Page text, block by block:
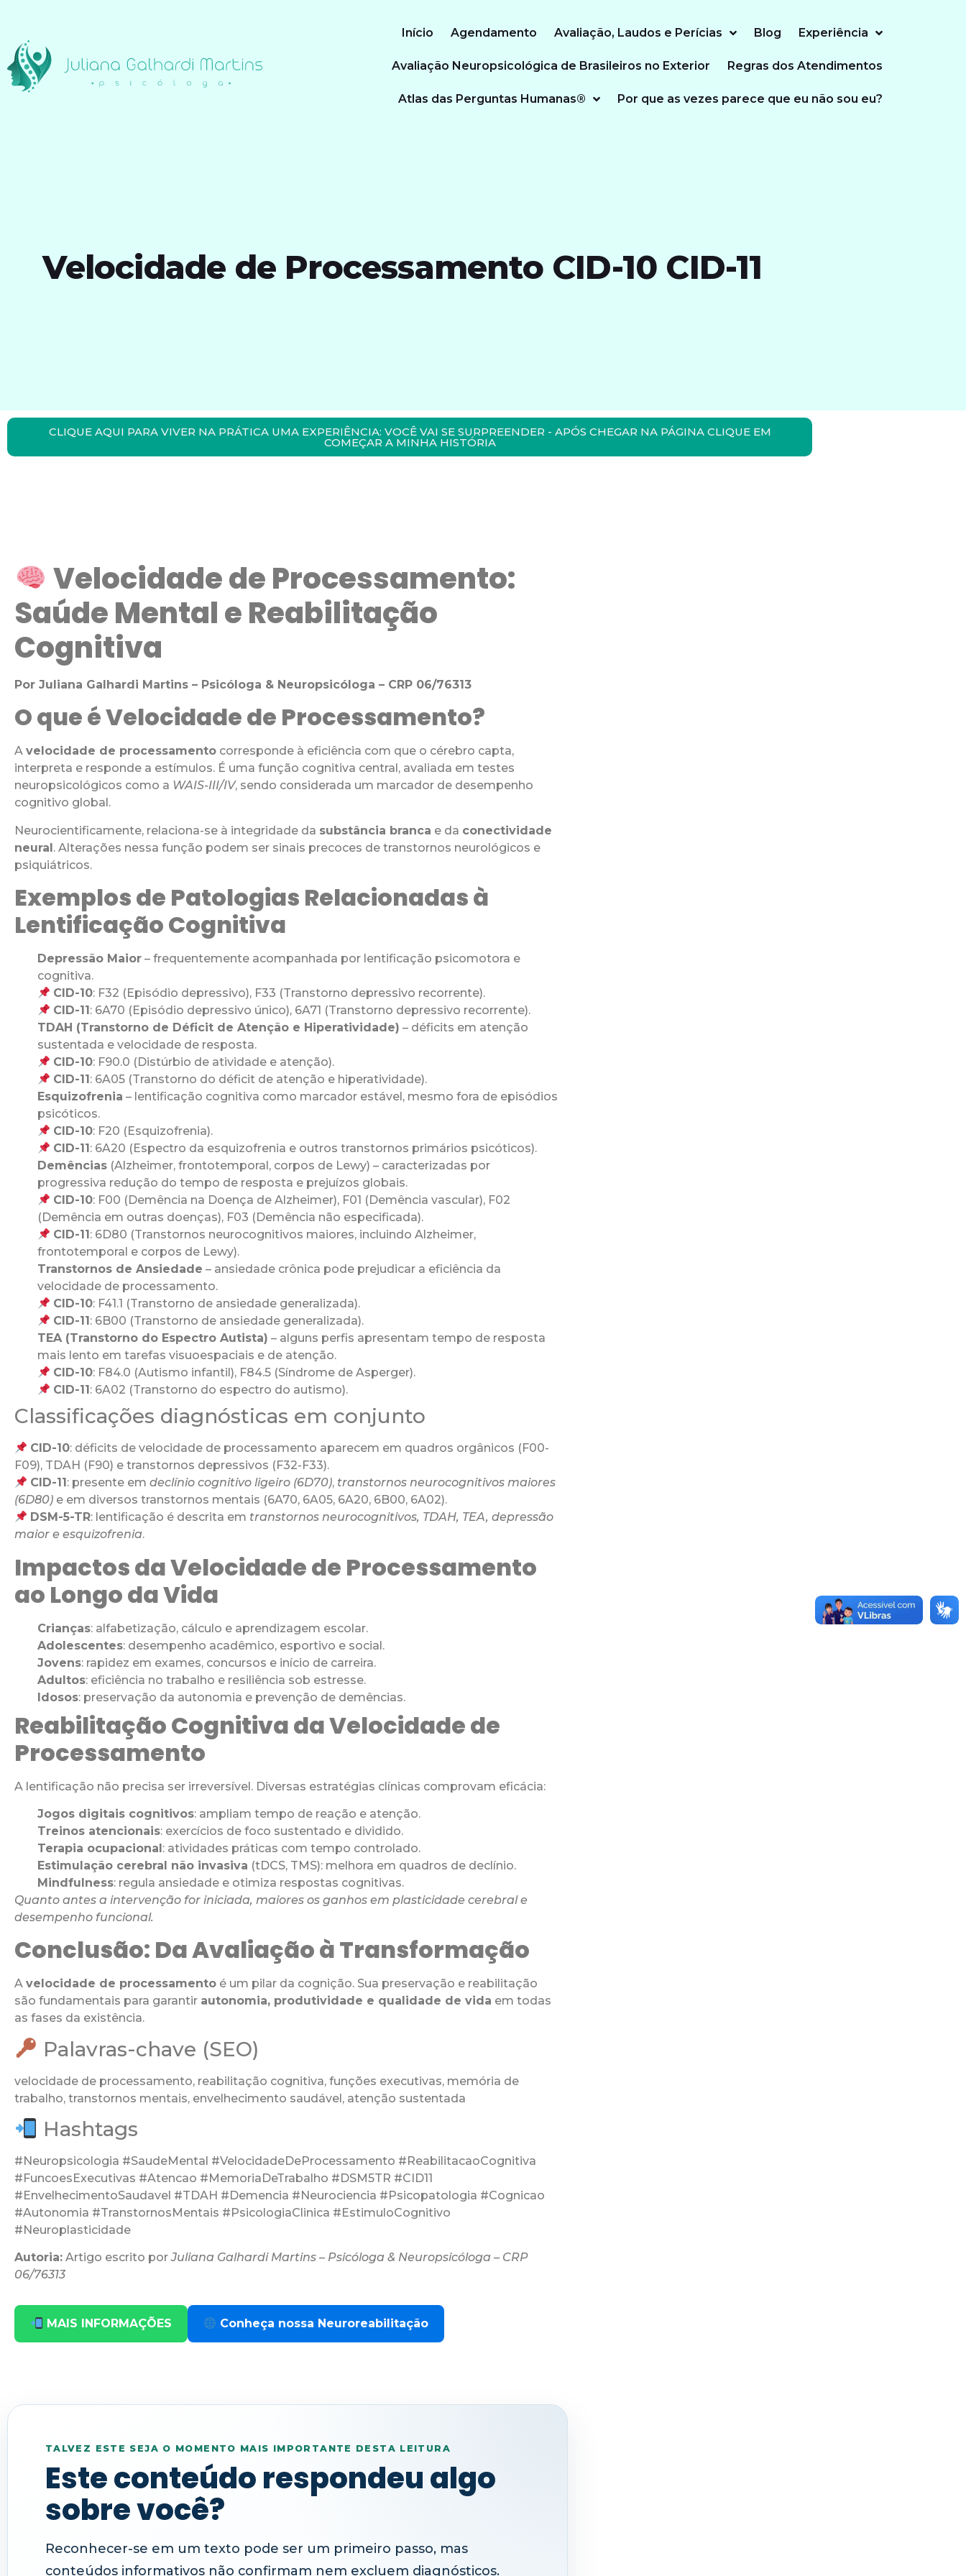
Início Agendamento Avaliação, Laudos e Perícias Blog Experiência
Avaliação Neuropsicológica de Brasileiros no Exterior Regras dos Atendimentos
Atlas das Perguntas Humanas® Por que as vezes parece que eu não sou eu?
Velocidade de Processamento CID-10 CID-11
CLIQUE AQUI PARA VIVER NA PRÁTICA UMA EXPERIÊNCIA: VOCÊ VAI SE SURPREENDER - APÓS CHEGAR NA PÁGINA CLIQUE EM
COMEÇAR A MINHA HISTÓRIA
Velocidade de Processamento:
Saúde Mental e Reabilitação
Cognitiva
Por Juliana Galhardi Martins – Psicóloga & Neuropsicóloga – CRP 06/76313
O que é Velocidade de Processamento?
A velocidade de processamento corresponde à eficiência com que o cérebro capta,
interpreta e responde a estímulos. É uma função cognitiva central, avaliada em testes
neuropsicológicos como a WAIS-III/IV, sendo considerada um marcador de desempenho
cognitivo global.
Neurocientificamente, relaciona-se à integridade da substância branca e da conectividade
neural. Alterações nessa função podem ser sinais precoces de transtornos neurológicos e
psiquiátricos.
Exemplos de Patologias Relacionadas à
Lentificação Cognitiva
Depressão Maior – frequentemente acompanhada por lentificação psicomotora e
cognitiva.
CID-10: F32 (Episódio depressivo), F33 (Transtorno depressivo recorrente).
CID-11: 6A70 (Episódio depressivo único), 6A71 (Transtorno depressivo recorrente).
TDAH (Transtorno de Déficit de Atenção e Hiperatividade) – déficits em atenção
sustentada e velocidade de resposta.
CID-10: F90.0 (Distúrbio de atividade e atenção).
CID-11: 6A05 (Transtorno do déficit de atenção e hiperatividade).
Esquizofrenia – lentificação cognitiva como marcador estável, mesmo fora de episódios
psicóticos.
CID-10: F20 (Esquizofrenia).
CID-11: 6A20 (Espectro da esquizofrenia e outros transtornos primários psicóticos).
Demências (Alzheimer, frontotemporal, corpos de Lewy) – caracterizadas por
progressiva redução do tempo de resposta e prejuízos globais.
CID-10: F00 (Demência na Doença de Alzheimer), F01 (Demência vascular), F02
(Demência em outras doenças), F03 (Demência não especificada).
CID-11: 6D80 (Transtornos neurocognitivos maiores, incluindo Alzheimer,
frontotemporal e corpos de Lewy).
Transtornos de Ansiedade – ansiedade crônica pode prejudicar a eficiência da
velocidade de processamento.
CID-10: F41.1 (Transtorno de ansiedade generalizada).
CID-11: 6B00 (Transtorno de ansiedade generalizada).
TEA (Transtorno do Espectro Autista) – alguns perfis apresentam tempo de resposta
mais lento em tarefas visuoespaciais e de atenção.
CID-10: F84.0 (Autismo infantil), F84.5 (Síndrome de Asperger).
CID-11: 6A02 (Transtorno do espectro do autismo).
Classificações diagnósticas em conjunto
CID-10: déficits de velocidade de processamento aparecem em quadros orgânicos (F00-
F09), TDAH (F90) e transtornos depressivos (F32-F33).
CID-11: presente emdeclínio cognitivo ligeiro (6D70), transtornos neurocognitivos maiores
(6D80) e em diversos transtornos mentais (6A70, 6A05, 6A20, 6B00, 6A02).
DSM-5-TR: lentificação é descrita em transtornos neurocognitivos, TDAH, TEA, depressão
maior e esquizofrenia.
Impactos da Velocidade de Processamento
ao Longo da Vida
Crianças: alfabetização, cálculo e aprendizagem escolar.
Adolescentes: desempenho acadêmico, esportivo e social.
Jovens: rapidez em exames, concursos e início de carreira.
Adultos: eficiência no trabalho e resiliência sob estresse.
Idosos: preservação da autonomia e prevenção de demências.
Reabilitação Cognitiva da Velocidade de
Processamento
A lentificação não precisa ser irreversível. Diversas estratégias clínicas comprovam eficácia:
Jogos digitais cognitivos: ampliam tempo de reação e atenção.
Treinos atencionais: exercícios de foco sustentado e dividido.
Terapia ocupacional: atividades práticas com tempo controlado.
Estimulação cerebral não invasiva (tDCS, TMS): melhora em quadros de declínio.
Mindfulness: regula ansiedade e otimiza respostas cognitivas.
Quanto antes a intervenção for iniciada, maiores os ganhos em plasticidade cerebral e
desempenho funcional.
Conclusão: Da Avaliação à Transformação
A velocidade de processamento é um pilar da cognição. Sua preservação e reabilitação
são fundamentais para garantir autonomia, produtividade e qualidade de vida em todas
as fases da existência.
Palavras-chave (SEO)
velocidade de processamento, reabilitação cognitiva, funções executivas, memória de
trabalho, transtornos mentais, envelhecimento saudável, atenção sustentada
Hashtags
#Neuropsicologia #SaudeMental #VelocidadeDeProcessamento #ReabilitacaoCognitiva
#FuncoesExecutivas #Atencao #MemoriaDeTrabalho #DSM5TR #CID11
#EnvelhecimentoSaudavel #TDAH #Demencia #Neurociencia #Psicopatologia #Cognicao
#Autonomia #TranstornosMentais #PsicologiaClinica #EstimuloCognitivo
#Neuroplasticidade
Autoria: Artigo escrito porJuliana Galhardi Martins – Psicóloga & Neuropsicóloga – CRP
06/76313
MAIS INFORMAÇÕES Conheça nossa Neuroreabilitação
TALVEZ ESTE SEJA O MOMENTO MAIS IMPORTANTE DESTA LEITURA
Este conteúdo respondeu algo
sobre você?
Reconhecer-se em um texto pode ser um primeiro passo, mas
conteúdos informativos não confirmam nem excluem diagnósticos.